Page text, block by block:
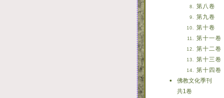
第八卷
第九卷
第十卷
第十一卷
第十二卷
第十三卷
第十四卷
佛教文化季刊
共1卷